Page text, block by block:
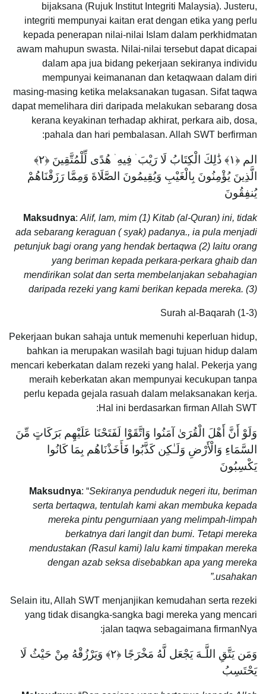
bijaksana (Rujuk Institut Integriti Malaysia). Justeru,
integriti mempunyai kaitan erat dengan etika yang perlu
kepada penerapan nilai-nilai Islam dalam perkhidmatan
awam mahupun swasta. Nilai-nilai tersebut dapat dicapai
dalam apa jua bidang pekerjaan sekiranya individu
mempunyai keimananan dan ketaqwaan dalam diri
masing-masing ketika melaksanakan tugasan. Sifat taqwa
dapat memelihara diri daripada melakukan sebarang dosa
kerana keyakinan terhadap akhirat, perkara aib, dosa,
pahala dan hari pembalasan. Allah SWT berfirman:
الم ﴿١﴾ ذَٰلِكَ الْكِتَابُ لَا رَيْبَ ۛ فِيهِ ۛ هُدًى لِّلْمُتَّقِينَ ﴿٢﴾
الَّذِينَ يُؤْمِنُونَ بِالْغَيْبِ وَيُقِيمُونَ الصَّلَاةَ وَمِمَّا رَزَقْنَاهُمْ
يُنفِقُونَ
Maksudnya: Alif, lam, mim (1) Kitab (al-Quran) ini, tidak
ada sebarang keraguan ( syak) padanya., ia pula menjadi
petunjuk bagi orang yang hendak bertaqwa (2) Iaitu orang
yang beriman kepada perkara-perkara ghaib dan
mendirikan solat dan serta membelanjakan sebahagian
daripada rezeki yang kami berikan kepada mereka. (3)
Surah al-Baqarah (1-3)
Pekerjaan bukan sahaja untuk memenuhi keperluan hidup,
bahkan ia merupakan wasilah bagi tujuan hidup dalam
mencari keberkatan dalam rezeki yang halal. Pekerja yang
meraih keberkatan akan mempunyai kecukupan tanpa
perlu kepada gejala rasuah dalam melaksanakan kerja.
Hal ini berdasarkan firman Allah SWT:
وَلَوْ أَنَّ أَهْلَ الْقُرَىٰ آمَنُوا وَاتَّقَوْا لَفَتَحْنَا عَلَيْهِم بَرَكَاتٍ مِّنَ
السَّمَاءِ وَالْأَرْضِ وَلَـٰكِن كَذَّبُوا فَأَخَذْنَاهُم بِمَا كَانُوا
يَكْسِبُونَ
Maksudnya: “Sekiranya penduduk negeri itu, beriman
serta bertaqwa, tentulah kami akan membuka kepada
mereka pintu pengurniaan yang melimpah-limpah
berkatnya dari langit dan bumi. Tetapi mereka
mendustakan (Rasul kami) lalu kami timpakan mereka
dengan azab seksa disebabkan apa yang mereka
usahakan.”
Selain itu, Allah SWT menjanjikan kemudahan serta rezeki
yang tidak disangka-sangka bagi mereka yang mencari
jalan taqwa sebagaimana firmanNya:
وَمَن يَتَّقِ اللَّـهَ يَجْعَل لَّهُ مَخْرَجًا ﴿٢﴾ وَيَرْزُقْهُ مِنْ حَيْثُ لَا
يَحْتَسِبُ